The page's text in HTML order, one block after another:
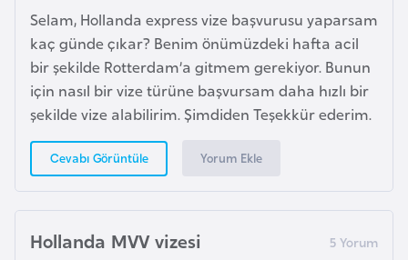
Selam, Hollanda express vize başvurusu yaparsam
kaç günde çıkar? Benim önümüzdeki hafta acil
bir şekilde Rotterdam’a gitmem gerekiyor. Bunun
için nasıl bir vize türüne başvursam daha hızlı bir
şekilde vize alabilirim. Şimdiden Teşekkür ederim.
Cevabı Görüntüle Yorum Ekle
Hollanda MVV vizesi
n
D
a
n
i
a
r
k
a